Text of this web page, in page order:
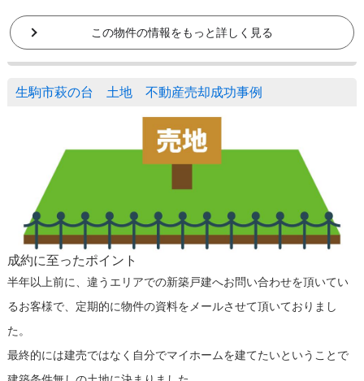
この物件の情報をもっと詳しく見る
生駒市萩の台 土地 不動産売却成功事例
成約に至ったポイント
半年以上前に、違うエリアでの新築戸建へお問い合わせを頂いてい
るお客様で、定期的に物件の資料をメールさせて頂いておりまし
た。
最終的には建売ではなく自分でマイホームを建てたいということで